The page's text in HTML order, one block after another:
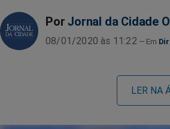
Por Jornal da Cidade
08/01/2020 às 11:22
LER NA